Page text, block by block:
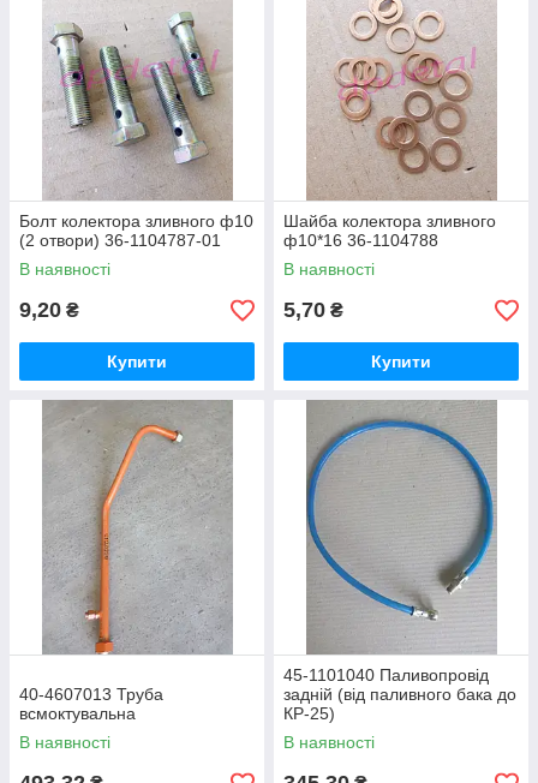
Болт колектора зливного ф10
(2 отвори) 36-1104787-01
В наявності
9,20 ₴
Купити
Шайба колектора зливного
ф10*16 36-1104788
В наявності
5,70 ₴
Купити
40-4607013 Труба
всмоктувальна
В наявності
45-1101040 Паливопровід
задній (від паливного бака до
КР-25)
В наявності